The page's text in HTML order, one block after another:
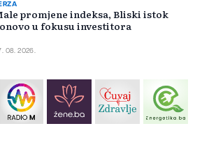
promjene indeksa, Bliski istok
u fokusu investitora
08. 2026.